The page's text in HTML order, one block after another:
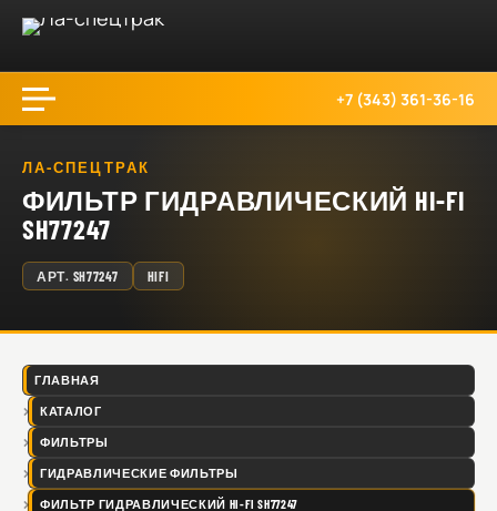
+7 (343) 361-36-16
ЛА-СПЕЦТРАК
ФИЛЬТР ГИДРАВЛИЧЕСКИЙ HI-FI
SH77247
АРТ. SH77247 HIFI
ГЛАВНАЯ
КАТАЛОГ
ФИЛЬТРЫ
ГИДРАВЛИЧЕСКИЕ ФИЛЬТРЫ
ФИЛЬТР ГИДРАВЛИЧЕСКИЙ HI-FI SH77247